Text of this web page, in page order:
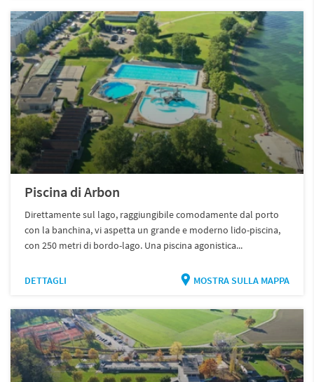
Piscina di Arbon
Direttamente sul lago, raggiungibile comodamente dal porto
con la banchina, vi aspetta un grande e moderno lido-piscina,
con 250 metri di bordo-lago. Una piscina agonistica...
DETTAGLI MOSTRA SULLA MAPPA